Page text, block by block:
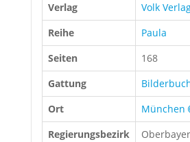
Verlag
Volk
Reihe
Paula
Seiten
168
Gattung
Ort
München
Regierungsbezirk